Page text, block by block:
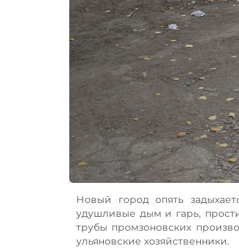
Новый город опять
удушливые дым и гарь,
трубы промзоновских
ульяновские хозяйственники.